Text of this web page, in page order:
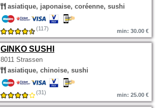
asiatique, japonaise, coréenne, sushi
(117) min: 30.00 €
GINKO SUSHI
8011 Strassen
asiatique, chinoise, sushi
(31) min: 25.00 €